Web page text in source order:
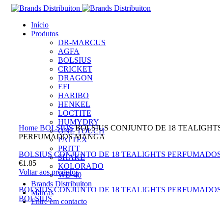
Início
Produtos
DR-MARCUS
AGFA
BOLSIUS
CRICKET
DRAGON
EFI
HARIBO
HENKEL
LOCTITE
HUMYDRY
ONE TOUCH
PATTEX
PRITT
SHAKE
KOLORADO
WD-40
Brands Distribuiton
Marcas
Entre em contacto
Clique para ampliar
Home BOLSIUSBOLSIUS CONJUNTO DE 18
PERFUMADOS MANGA
BOLSIUS CONJUNTO DE 18 TEALIGHTS
€1.85
Voltar aos produtos
BOLSIUS CONJUNTO DE 18 TEALIGHTS
BOLSIUS